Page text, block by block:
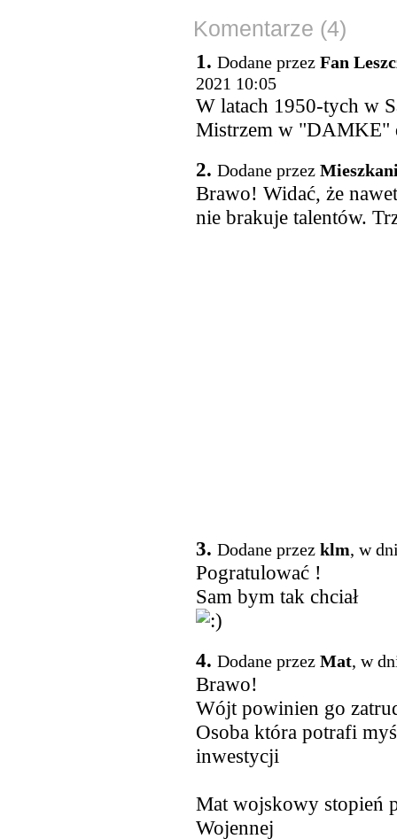
Komentarze (4)
1. Dodane przez Fan
2021 10:05
W latach 1950-tych w
Mistrzem w "DAMKE"
2. Dodane przez
Brawo! Widać, że
nie brakuje talentów.
3. Dodane przez klm, w
Pogratulować !
Sam bym tak chciał
4. Dodane przez Mat, w
Brawo!
Wójt powinien go
Osoba która potrafi
inwestycji
Mat wojskowy stopień
Wojennej